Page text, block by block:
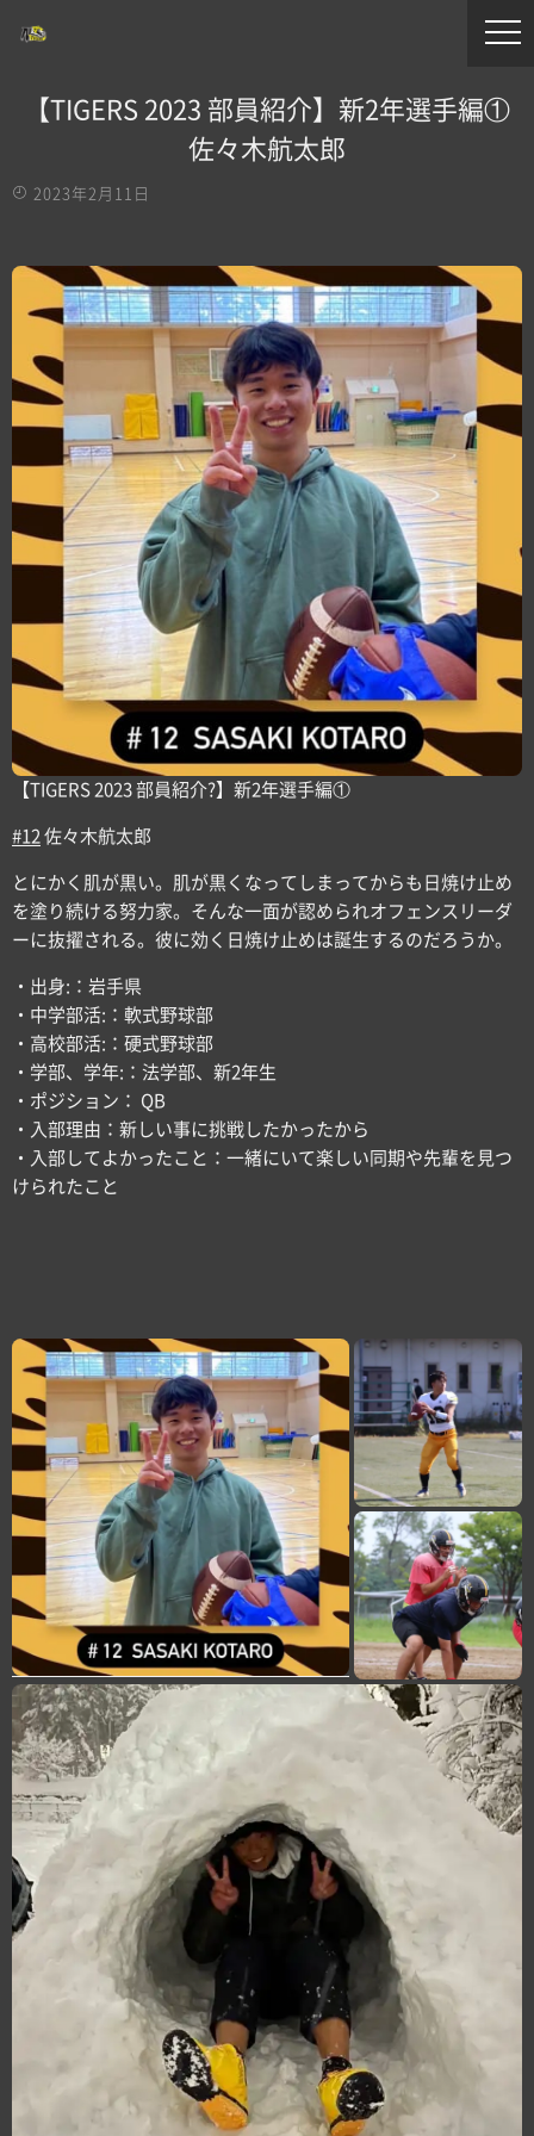
【TIGERS 2023 部員紹介】新2年選手編①
佐々木航太郎
2023年2月11日
【TIGERS 2023 部員紹介?】新2年選手編①
#12 佐々木航太郎
とにかく肌が黒い。肌が黒くなってしまってからも日焼け止め
を塗り続ける努力家。そんな一面が認められオフェンスリーダ
ーに抜擢される。彼に効く日焼け止めは誕生するのだろうか。
・出身:：岩手県
・中学部活:：軟式野球部
・高校部活:：硬式野球部
・学部、学年:：法学部、新2年生
・ポジション： QB
・入部理由：新しい事に挑戦したかったから
・入部してよかったこと：一緒にいて楽しい同期や先輩を見つ
けられたこと